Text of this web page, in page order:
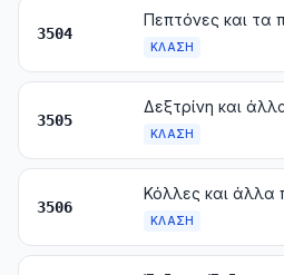
3504
ΚΛΆΣΗ
3505
ΚΛΆΣΗ
3506
ΚΛΆΣΗ